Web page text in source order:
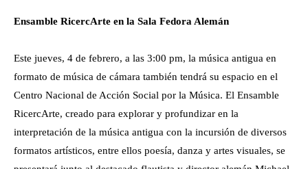
Ensamble RicercArte en la Sala Fedora Alemán
Este jueves, 4 de febrero, a las 3:00 pm, la música antigua en
formato de música de cámara también tendrá su espacio en el
Centro Nacional de Acción Social por la Música. El Ensamble
RicercArte, creado para explorar y profundizar en la
interpretación de la música antigua con la incursión de diversos
formatos artísticos, entre ellos poesía, danza y artes visuales, se